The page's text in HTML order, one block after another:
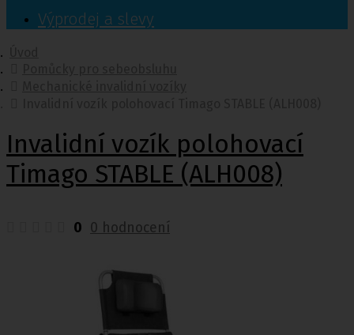
Výprodej a slevy
Invalidní vozík polohovací
Timago STABLE (ALH008)
0 0 hodnocení